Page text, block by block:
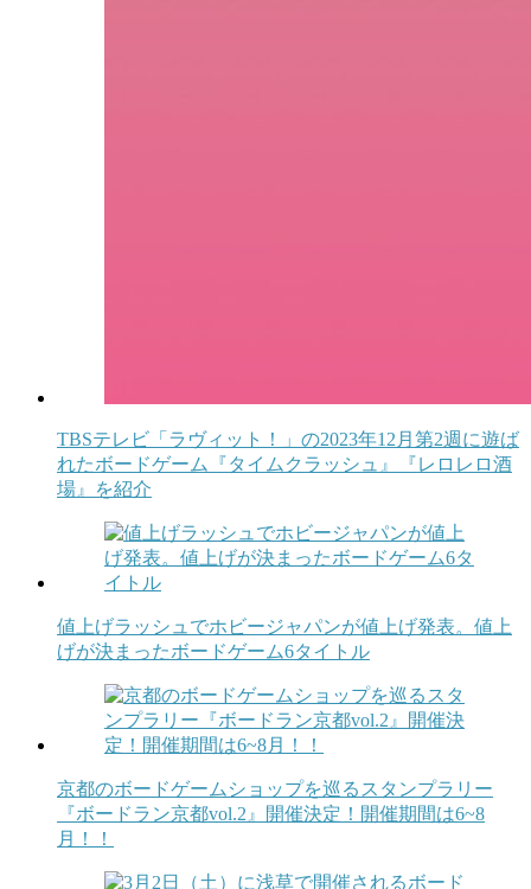
TBSテレビ「ラヴィット！」の2023年12月第2週に遊ば
れたボードゲーム『タイムクラッシュ』『レロレロ酒
場』を紹介
値上げラッシュでホビージャパンが値上げ発表。値上
げが決まったボードゲーム6タイトル
京都のボードゲームショップを巡るスタンプラリー
『ボードラン京都vol.2』開催決定！開催期間は6~8
月！！